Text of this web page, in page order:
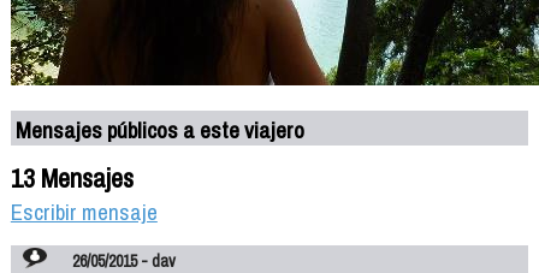
Mensajes públicos a este viajero
13 Mensajes
Escribir mensaje
26/05/2015 - dav